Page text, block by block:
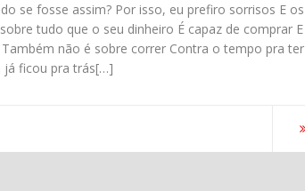
se fosse assim? Por isso, eu prefiro sorrisos E os
tudo que o seu dinheiro É capaz de comprar E
não é sobre correr Contra o tempo pra ter
já ficou pra trás[…]